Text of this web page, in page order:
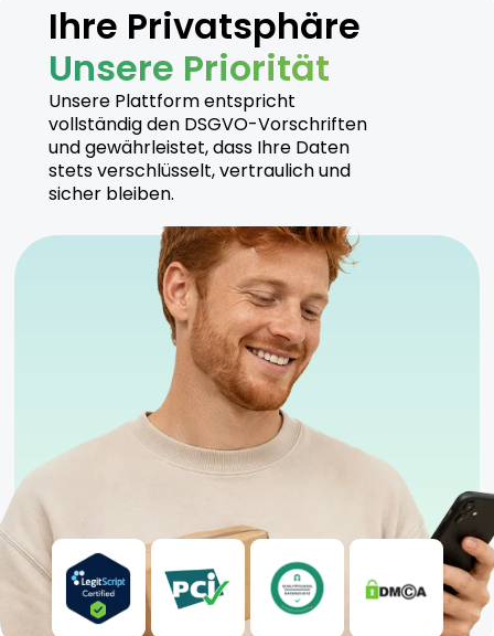
Ihre Privatsphäre
Unsere Priorität
Unsere Plattform entspricht
vollständig den DSGVO-Vorschriften
und gewährleistet, dass Ihre Daten
stets verschlüsselt, vertraulich und
sicher bleiben.